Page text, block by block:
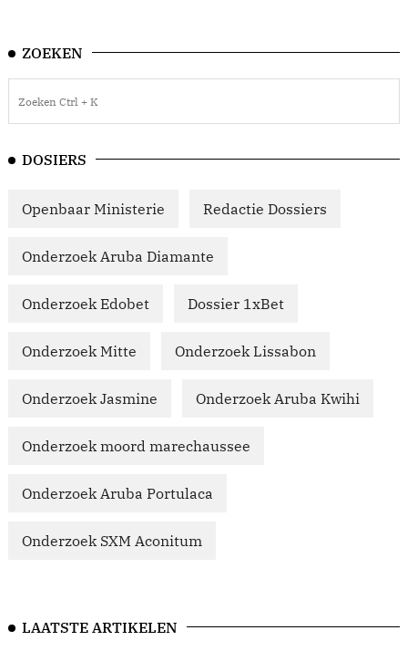
ZOEKEN
DOSIERS
Openbaar Ministerie Redactie Dossiers
Onderzoek Aruba Diamante
Onderzoek Edobet Dossier 1xBet
Onderzoek Mitte Onderzoek Lissabon
Onderzoek Jasmine Onderzoek Aruba Kwihi
Onderzoek moord marechaussee
Onderzoek Aruba Portulaca
Onderzoek SXM Aconitum
LAATSTE ARTIKELEN